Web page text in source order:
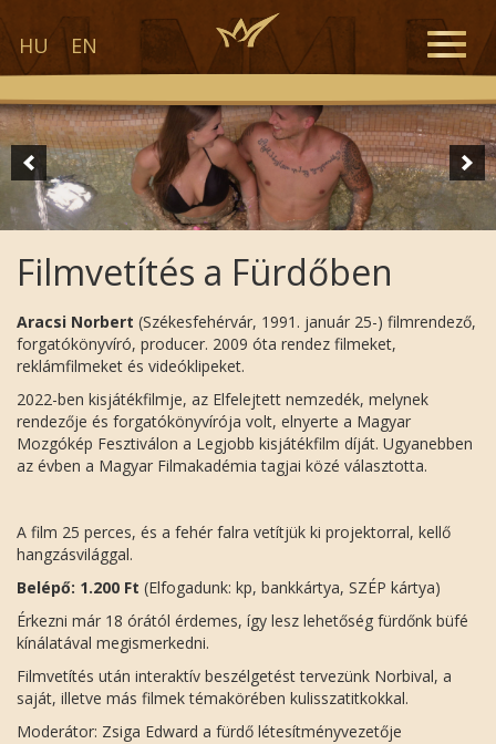
HU EN
Toggle
Filmvetítés a Fürdőben
Aracsi Norbert (Székesfehérvár, 1991. január 25-) filmrendező,
forgatókönyvíró, producer. 2009 óta rendez filmeket,
reklámfilmeket és videóklipeket.
2022-ben kisjátékfilmje, az Elfelejtett nemzedék, melynek
rendezője és forgatókönyvírója volt, elnyerte a Magyar
Mozgókép Fesztiválon a Legjobb kisjátékfilm díját. Ugyanebben
az évben a Magyar Filmakadémia tagjai közé választotta.
A film 25 perces, és a fehér falra vetítjük ki projektorral, kellő
hangzásvilággal.
Belépő: 1.200 Ft (Elfogadunk: kp, bankkártya, SZÉP kártya)
Érkezni már 18 órától érdemes, így lesz lehetőség fürdőnk büfé
kínálatával megismerkedni.
Filmvetítés után interaktív beszélgetést tervezünk Norbival, a
saját, illetve más filmek témakörében kulisszatitkokkal.
Moderátor: Zsiga Edward a fürdő létesítményvezetője